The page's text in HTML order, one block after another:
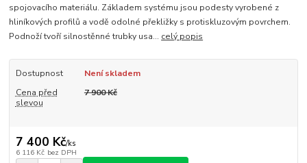
spojovacího materiálu. Základem systému jsou podesty vyrobené z
hliníkových profilů a vodě odolné překližky s protiskluzovým povrchem.
Podnoží tvoří silnostěnné trubky usa... celý popis
Dostupnost
Není skladem
Cena před
slevou
7 900 Kč
7 400 Kč/ks
6 116 Kč bez DPH